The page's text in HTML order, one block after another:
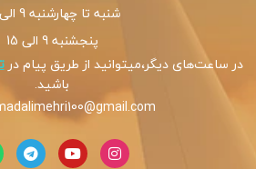
شنبه تا چهارشنبه 9 الی 21
پنجشنبه 9 الی 15
در ساعت‌های دیگر،میتوانید از طریق پیام در
باشید.